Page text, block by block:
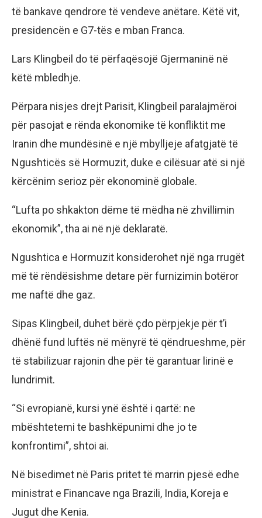
të bankave qendrore të vendeve anëtare. Këtë vit,
presidencën e G7-tës e mban Franca.
Lars Klingbeil do të përfaqësojë Gjermaninë në
këtë mbledhje.
Përpara nisjes drejt Parisit, Klingbeil paralajmëroi
për pasojat e rënda ekonomike të konfliktit me
Iranin dhe mundësinë e një mbylljeje afatgjatë të
Ngushticës së Hormuzit, duke e cilësuar atë si një
kërcënim serioz për ekonominë globale.
“Lufta po shkakton dëme të mëdha në zhvillimin
ekonomik”, tha ai në një deklaratë.
Ngushtica e Hormuzit konsiderohet një nga rrugët
më të rëndësishme detare për furnizimin botëror
me naftë dhe gaz.
Sipas Klingbeil, duhet bërë çdo përpjekje për t’i
dhënë fund luftës në mënyrë të qëndrueshme, për
të stabilizuar rajonin dhe për të garantuar lirinë e
lundrimit.
“Si evropianë, kursi ynë është i qartë: ne
mbështetemi te bashkëpunimi dhe jo te
konfrontimi”, shtoi ai.
Në bisedimet në Paris pritet të marrin pjesë edhe
ministrat e Financave nga Brazili, India, Koreja e
Jugut dhe Kenia.